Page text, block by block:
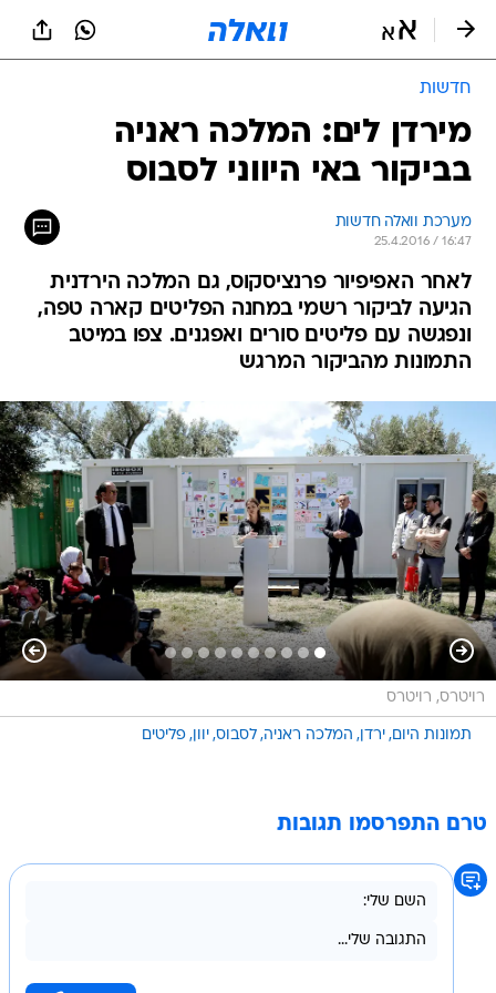
חדשות
מירדן לים: המלכה ראניה
בביקור באי היווני לסבוס
מערכת וואלה חדשות
25.4.2016 / 16:47
לאחר האפיפיור פרנציסקוס, גם המלכה הירדנית
הגיעה לביקור רשמי במחנה הפליטים קארה טפה,
ונפגשה עם פליטים סורים ואפגנים. צפו במיטב
התמונות מהביקור המרגש
רויטרס, רויטרס
תמונות היום ירדן המלכה ראניה לסבוס יוון פליטים
טרם התפרסמו תגובות